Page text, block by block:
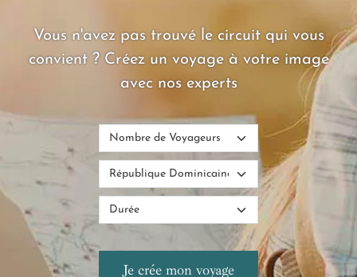
Vous n'avez pas trouvé le circuit qui vous
convient ? Créez un voyage à votre image
avec nos experts